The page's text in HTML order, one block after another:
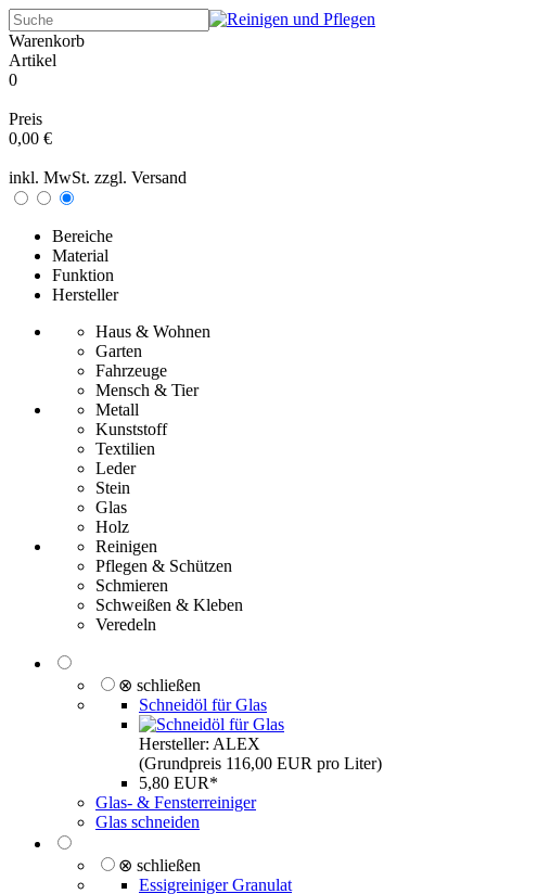
Warenkorb
Artikel
0
Preis
0,00 €
inkl. MwSt. zzgl. Versand
Bereiche
Material
Funktion
Hersteller
Haus & Wohnen
Garten
Fahrzeuge
Mensch & Tier
Metall
Kunststoff
Textilien
Leder
Stein
Glas
Holz
Reinigen
Pflegen & Schützen
Schmieren
Schweißen & Kleben
Veredeln
⊗ schließen
Schneidöl für Glas
Hersteller: ALEX
(Grundpreis 116,00 EUR pro Liter)
5,80 EUR*
Glas- & Fensterreiniger
Glas schneiden
⊗ schließen
Essigreiniger Granulat